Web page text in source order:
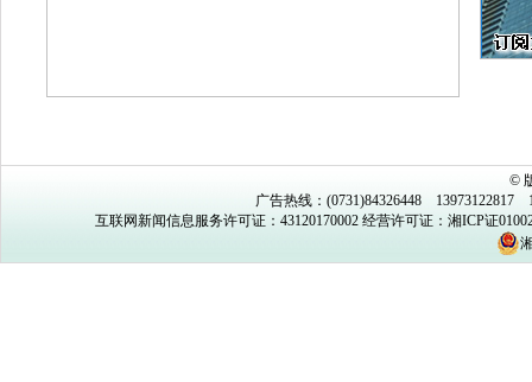
©
广告热线：(0731)84326448 13973122817
互联网新闻信息服务许可证：43120170002 经营许可证：湘ICP证